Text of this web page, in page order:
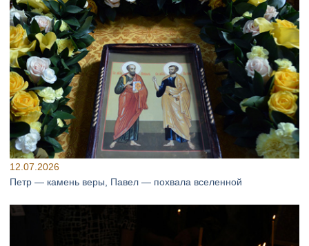
12.07.2026
Петр — камень веры, Павел — похвала вселенной